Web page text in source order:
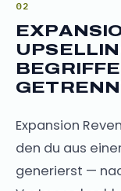
Expansion
den du aus
generierst —